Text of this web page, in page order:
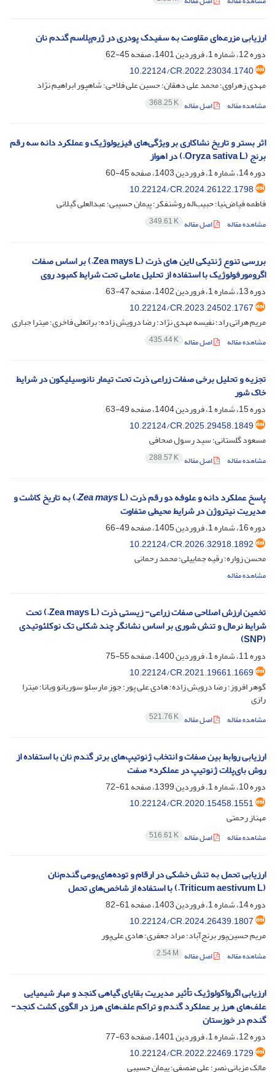
ارزیابی مزرعه‌ای مقاومت به سفیدک پودری در ژرم‌پلاسم گندم نان
دوره 12، شماره 1، فروردین 1401، صفحه
45-62
10.22124/CR.2022.23034.1740
مهدی زهراوی؛ محمد علی دهقان؛ حسین علی فلاحی؛ شاهپور ابراهیم نژاد
مشاهده مقاله اصل مقاله 368.25 K
اثر بستر و تاریخ نشاکاری بر ویژگی‌های فیزیولوژیک و عملکرد دانه سه رقم
برنج (Oryza sativa L.) در اهواز
دوره 14، شماره 1، فروردین 1403، صفحه
45-60
10.22124/CR.2024.26122.1798
فاطمه فیاض‌نیا؛ حبیب‌اله روشنفکر؛ پیمان حسیبی؛ عبدالعلی گیلانی
مشاهده مقاله اصل مقاله 349.61 K
بررسی تنوع ژنتیکی لاین های ذرت (Zea mays L.) بر اساس صفات
اگرومورفولوژیک با استفاده از تحلیل عاملی تحت شرایط کمبود روی
دوره 13، شماره 1، فروردین 1402، صفحه
47-63
10.22124/CR.2023.24502.1767
مریم هراتی راد؛ نفیسه مهدی نژاد؛ رضا درویش زاده؛ براتعلی فاخری؛ میترا جباری
مشاهده مقاله اصل مقاله 435.44 K
تجزیه و تحلیل برخی صفات زراعی ذرت تحت تیمار نانوسیلیکون در شرایط
خاک شور
دوره 15، شماره 1، فروردین 1404، صفحه
49-63
10.22124/CR.2025.29458.1849
مسعود گلستانی؛ سید رسول صحافی
مشاهده مقاله اصل مقاله 288.57 K
پاسخ عملکرد دانه و علوفه دو رقم ذرت ( Zea maysL.) به تاریخ کاشت و
مدیریت نیتروژن در شرایط محیطی متفاوت
دوره 16، شماره 1، فروردین 1405، صفحه
49-66
10.22124/CR.2026.32918.1892
محسن زواره؛ رقیه جماییلی؛ محمد رحمانی
مشاهده مقاله
تخمین ارزش اصلاحی صفات زراعی- زیستی ذرت (Zea mays L.) تحت
شرایط نرمال و تنش شوری بر اساس نشانگر چند شکلی تک نوکلئوتیدی
(SNP)
دوره 11، شماره 1، فروردین 1400، صفحه
55-75
10.22124/CR.2021.19661.1669
گوهر افروز؛ رضا درویش زاده؛ هادی علی پور؛ جوزِ مارسِلو سوریانو ویانا؛ میترا
رازی
مشاهده مقاله اصل مقاله 521.76 K
ارزیابی روابط بین صفات و انتخاب ژنوتیپ‌های برتر گندم نان با استفاده از
روش بای‌پلات ژنوتیپ در عملکرد× صفت
دوره 10، شماره 1، فروردین 1399، صفحه
61-72
10.22124/CR.2020.15458.1551
مهناز رحمتی
مشاهده مقاله اصل مقاله 516.61 K
ارزیابی تحمل به تنش خشکی در ارقام و توده‌های‌بومی گندم‌نان
(Triticum aestivum L.) با استفاده از شاخص‌های تحمل
دوره 14، شماره 1، فروردین 1403، صفحه
61-82
10.22124/CR.2024.26439.1807
مریم حسین‌پور برنج‌آباد؛ مراد جعفری؛ هادی علی‌پور
مشاهده مقاله اصل مقاله 2.54 M
ارزیابی اگرواکولوژیک تأثیر مدیریت بقایای گیاهی کنجد و مهار شیمیایی
علف‌های هرز بر عملکرد گندم و تراکم علف‌های هرز در الگوی کشت کنجد-
گندم در خوزستان
دوره 12، شماره 1، فروردین 1401، صفحه
63-77
10.22124/CR.2022.22469.1729
مالک مزبانی نصر؛ علی منصفی؛ پیمان حسیبی